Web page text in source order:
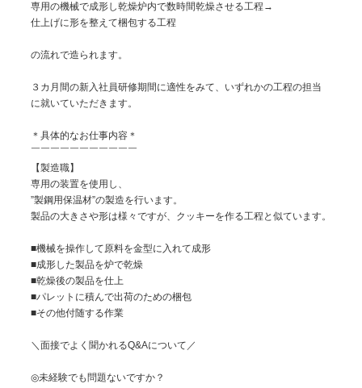
専用の機械で成形し乾燥炉内で数時間乾燥させる工程→
仕上げに形を整えて梱包する工程
の流れで造られます。
３カ月間の新入社員研修期間に適性をみて、いずれかの工程の担当
に就いていただきます。
＊具体的なお仕事内容＊
￣￣￣￣￣￣￣￣￣￣￣
【製造職】
専用の装置を使用し、
”製鋼用保温材”の製造を行います。
製品の大きさや形は様々ですが、クッキーを作る工程と似ています。
■機械を操作して原料を金型に入れて成形
■成形した製品を炉で乾燥
■乾燥後の製品を仕上
■パレットに積んで出荷のための梱包
■その他付随する作業
＼面接でよく聞かれるQ&Aについて／
◎未経験でも問題ないですか？